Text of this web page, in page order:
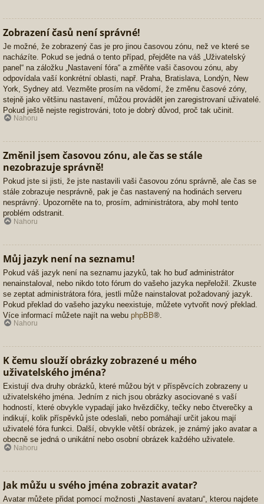
Zobrazení časů není správné!
Je možné, že zobrazený čas je pro jinou časovou zónu, než ve které se
nacházíte. Pokud se jedná o tento případ, přejděte na váš „Uživatelský
panel“ na záložku „Nastavení fóra“ a změňte vaši časovou zónu, aby
odpovídala vaší konkrétní oblasti, např. Praha, Bratislava, Londýn, New
York, Sydney atd. Vezměte prosím na vědomí, že změnu časové zóny,
stejně jako většinu nastavení, můžou provádět jen zaregistrovaní uživatelé.
Pokud ještě nejste registrováni, toto je dobrý důvod, proč tak učinit.
Nahoru
Změnil jsem časovou zónu, ale čas se stále
nezobrazuje správně!
Pokud jste si jisti, že jste nastavili vaši časovou zónu správně, ale čas se
stále zobrazuje nesprávně, pak je čas nastavený na hodinách serveru
nesprávný. Upozorněte na to, prosím, administrátora, aby mohl tento
problém odstranit.
Nahoru
Můj jazyk není na seznamu!
Pokud váš jazyk není na seznamu jazyků, tak ho buď administrátor
nenainstaloval, nebo nikdo toto fórum do vašeho jazyka nepřeložil. Zkuste
se zeptat administrátora fóra, jestli může nainstalovat požadovaný jazyk.
Pokud překlad do vašeho jazyku neexistuje, můžete vytvořit nový překlad.
Více informací můžete najít na webu phpBB®.
Nahoru
K čemu slouží obrázky zobrazené u mého
uživatelského jména?
Existují dva druhy obrázků, které můžou být v příspěvcích zobrazeny u
uživatelského jména. Jedním z nich jsou obrázky asociované s vaší
hodností, které obvykle vypadají jako hvězdičky, tečky nebo čtverečky a
indikují, kolik příspěvků jste odeslali, nebo pomáhají určit jakou mají
uživatelé fóra funkci. Další, obvykle větší obrázek, je známý jako avatar a
obecně se jedná o unikátní nebo osobní obrázek každého uživatele.
Nahoru
Jak můžu u svého jména zobrazit avatar?
Avatar můžete přidat pomocí možnosti „Nastavení avataru“, kterou najdete